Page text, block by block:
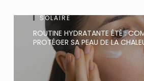
SOLAIRE
ROUTINE HYDRATANTE ÉTÉ :
PROTÉGER SA PEAU DE LA